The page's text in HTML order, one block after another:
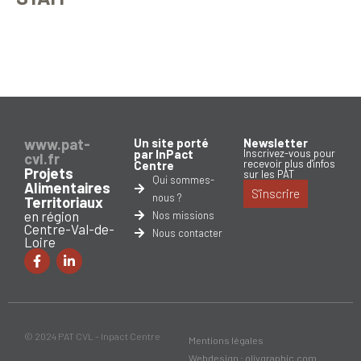
www.pat-
cvl.fr
Projets
Alimentaires
Territoriaux
en région
Centre-Val-de-
Loire
Un site porté
par InPact
Centre
Qui sommes-
nous ?
Nos missions
Nous contacter
Newsletter
Inscrivez-vous pour
recevoir plus d'infos
sur les PAT
S'inscrire
© 2024 PAT CVL - Inpact Centre
Mentions légales
Webdesign : olivgraphic.com